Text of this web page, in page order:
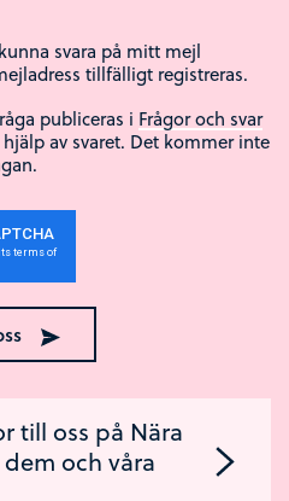
svara på mitt mejl
tillfälligt registreras.
publiceras i Frågor och svar
av svaret. Det kommer inte
till oss på Nära
och våra